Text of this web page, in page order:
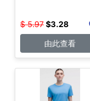
$ 5.97 $3.28
由此查看